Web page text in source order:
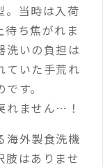
。当時は入荷
ち焦がれま
洗いの負担は
ていた手荒れ
す。
れません…！
海外製食洗機
肢はありませ